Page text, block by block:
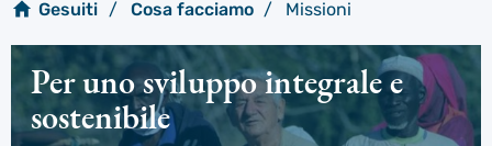
Gesuiti Cosa facciamo Missioni
Per uno sviluppo integrale e
sostenibile